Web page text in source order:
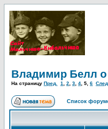
Владимир Белл о
На страницу Пред. 1 2 3 4 5 6 След.
Список